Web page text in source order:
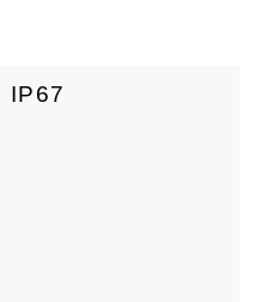
IP67